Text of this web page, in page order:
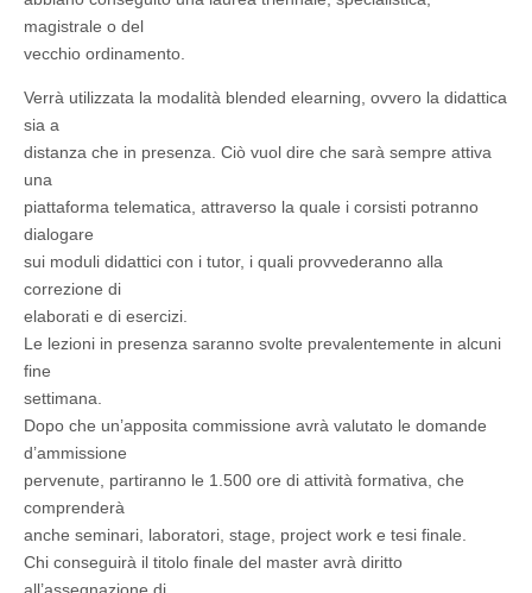
magistrale o del
vecchio ordinamento.
Verrà utilizzata la modalità blended elearning, ovvero la didattica
sia a
distanza che in presenza. Ciò vuol dire che sarà sempre attiva
una
piattaforma telematica, attraverso la quale i corsisti potranno
dialogare
sui moduli didattici con i tutor, i quali provvederanno alla
correzione di
elaborati e di esercizi.
Le lezioni in presenza saranno svolte prevalentemente in alcuni
fine
settimana.
Dopo che un’apposita commissione avrà valutato le domande
d’ammissione
pervenute, partiranno le 1.500 ore di attività formativa, che
comprenderà
anche seminari, laboratori, stage, project work e tesi finale.
Chi conseguirà il titolo finale del master avrà diritto